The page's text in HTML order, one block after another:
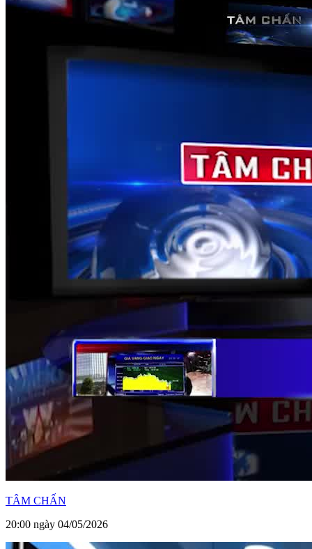
TÂM CHẤN
20:00 ngày 04/05/2026